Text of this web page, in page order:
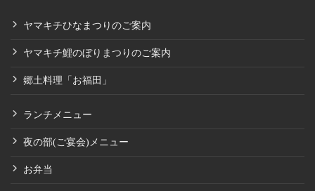
ヤマキチひなまつりのご案内
ヤマキチ鯉のぼりまつりのご案内
郷土料理「お福田」
ランチメニュー
夜の部(ご宴会)メニュー
お弁当